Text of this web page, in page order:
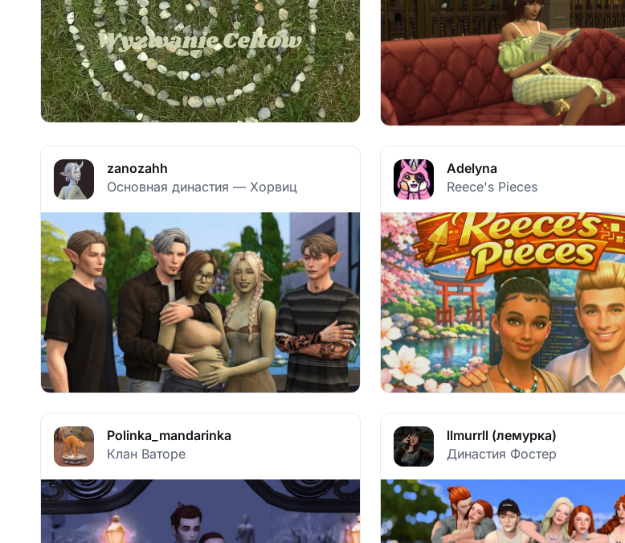
zanozahh
Основная династия — Хорвиц
Adelyna
Reece's Pieces
Polinka_mandarinka
Клан Ваторе
llmurrll (лемурка)
Династия Фостер